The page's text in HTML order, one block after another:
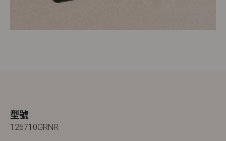
型號
126710GRNR